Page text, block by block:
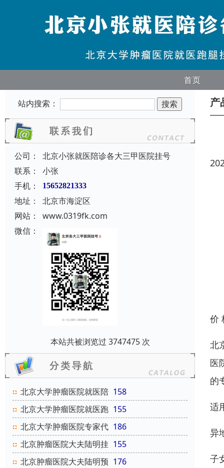
首页
站内搜索：
公司：
北京小张就医陪诊各大三甲医院挂号
联系：
小张
手机：
15652821333
地址：
北京市海淀区
网站：
www.0319fk.com
微信：
本站共被浏览过 3747475 次
北京大学肿瘤医院就医陪 158
北京大学肿瘤医院就医跑 155
北京大学肿瘤医院专家代 186
北京肿瘤医院大夫陆明挂 155
北京肿瘤医院大夫陆明预 176
产
价
北
医
的
适
异
子